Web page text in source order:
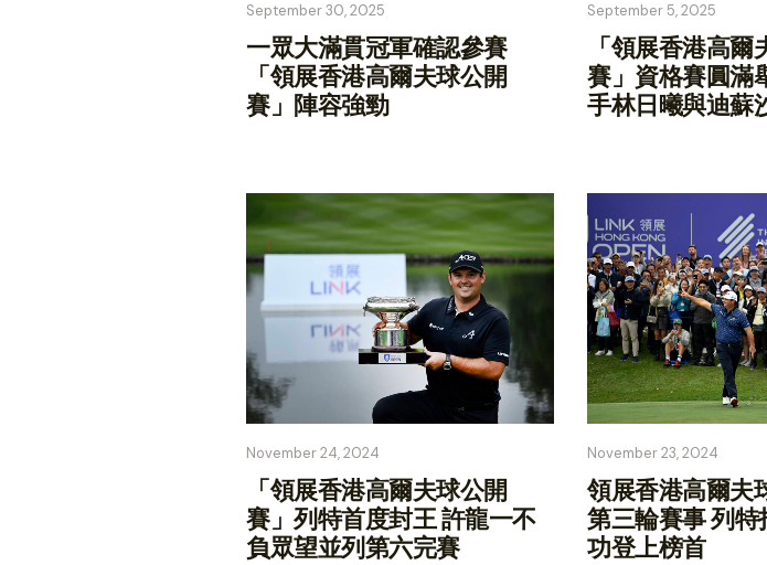
September 30, 2025
一眾大滿貫冠軍確認參賽
「領展香港高爾夫球公開
賽」陣容強勁
September 5, 2025
「領展香港高爾
賽」資格賽圓滿
手林日曦與迪蘇
November 24, 2024
「領展香港高爾夫球公開
賽」列特首度封王 許龍一不
負眾望並列第六完賽
November 23, 2024
領展香港高爾夫
第三輪賽事 列
功登上榜首